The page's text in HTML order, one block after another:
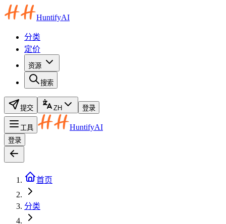
HuntifyAI
分类
定价
资源
搜索
提交 ZH 登录
工具 HuntifyAI
登录
首页
分类